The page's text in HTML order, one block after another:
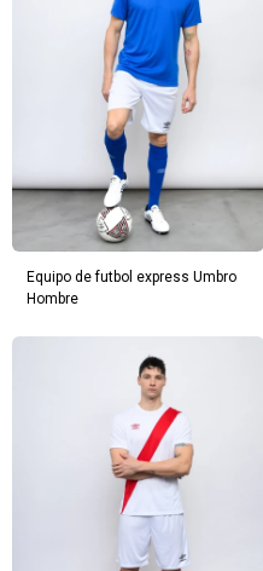
Equipo de futbol express Umbro
Hombre
¡Sumate a la
Comprá en 3
12 cuotas *
* sujeto
Verifica si estás